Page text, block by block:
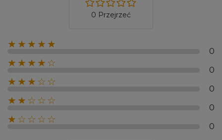
0 Przejrzeć
★★★★★
0
★★★★☆
0
★★★☆☆
0
★★☆☆☆
0
★☆☆☆☆
0